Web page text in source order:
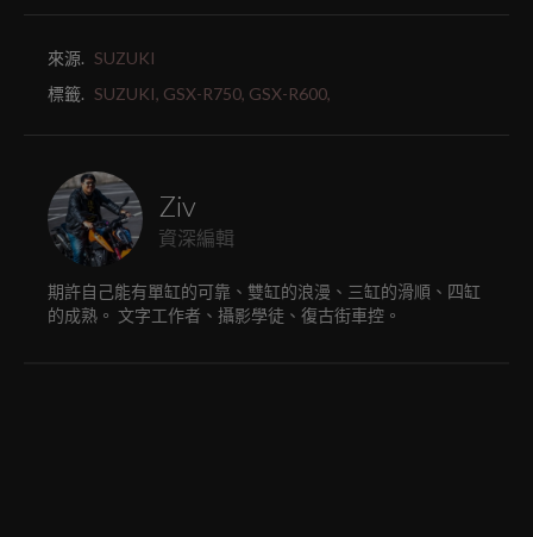
來源. SUZUKI
標籤. SUZUKI, GSX-R750, GSX-R600,
Ziv
資深編輯
期許自己能有單缸的可靠、雙缸的浪漫、三缸的滑順、四缸
的成熟。 文字工作者、攝影學徒、復古街車控。